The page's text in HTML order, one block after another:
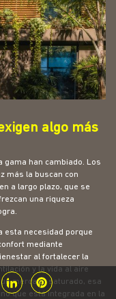
algo más
gama han cambiado. Los
más la buscan con
a largo plazo, que se
una riqueza
esta necesidad porque
mediante
al fortalecer la
y la vida al aire
mercado saturado, esa
que está integrada en la